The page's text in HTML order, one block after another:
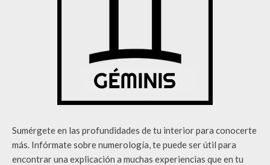
Sumérgete en las profundidades de tu interior para conocerte
más. Infórmate sobre numerología, te puede ser útil para
encontrar una explicación a muchas experiencias que en tu